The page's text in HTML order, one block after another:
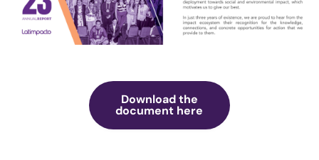
Download the
document here